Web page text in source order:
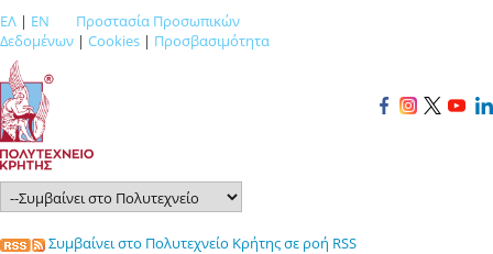
ΕΛ | EN
Προστασία Προσωπικών
Δεδομένων | Cookies | Προσβασιμότητα
Συμβαίνει στο Πολυτεχνείο Κρήτης σε ροή RSS